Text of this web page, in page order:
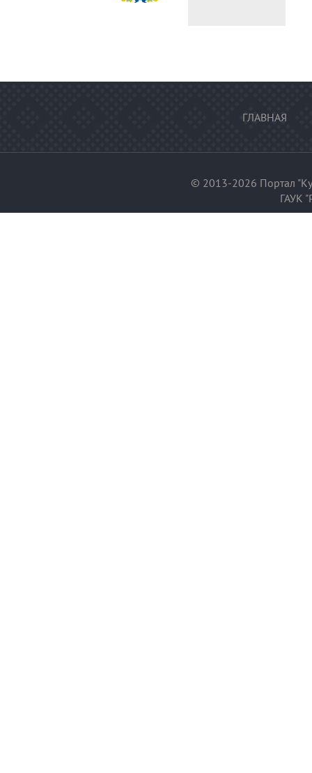
ГЛАВНАЯ
© 2013-2026 Портал
ГАУК